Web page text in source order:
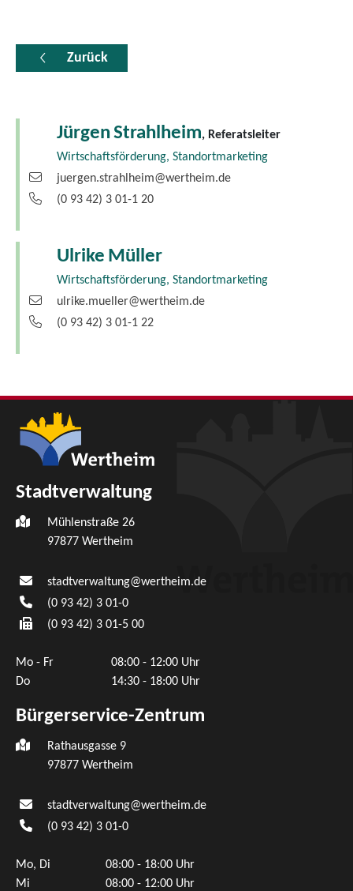
Zurück
JürgenStrahlheim, Referatsleiter
Wirtschaftsförderung, Standortmarketing
juergen.strahlheim@wertheim.de
(0 93 42) 3 01-1 20
Ulrike Müller
Wirtschaftsförderung, Standortmarketing
ulrike.mueller@wertheim.de
(0 93 42) 3 01-1 22
Stadtverwaltung
Mühlenstraße 26
97877 Wertheim
stadtverwaltung@wertheim.de
(0 93 42) 3 01-0
(0 93 42) 3 01-5 00
Mo - Fr
08:00 - 12:00 Uhr
Do
14:30 - 18:00 Uhr
Bürgerservice-Zentrum
Rathausgasse 9
97877 Wertheim
stadtverwaltung@wertheim.de
(0 93 42) 3 01-0
Mo, Di
08:00 - 18:00 Uhr
Mi
08:00 - 12:00 Uhr